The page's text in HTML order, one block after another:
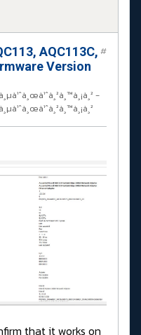
AQC113C,
Version
-
#
that it works on